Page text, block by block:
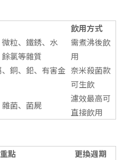
飲用方式
粒、鐵銹、水
氯等雜質
需煮沸後飲
用
銅、鉛、有害金 奈米殺菌款
可生飲
菌、菌屍
濾效最高可
直接飲用
點
更換週期